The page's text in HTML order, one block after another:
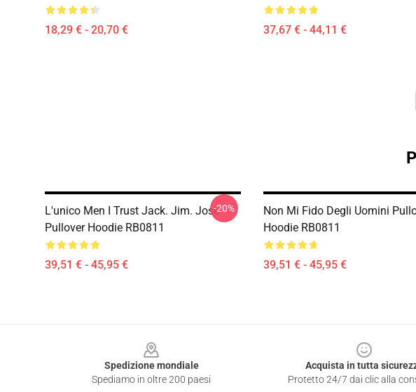
18,29 € - 20,70 € 37,67 € - 44,11 €
L'unico Men I Trust Jack. Jim. Jose
Pullover Hoodie RB0811
39,51 € - 45,95 €
-20%
Non Mi Fido Degli Uomini
Hoodie RB0811
39,51 € - 45,95 €
Spedizione mondiale
Spediamo in oltre 200 paesi
Acquista in tutta
Protetto 24/7 dai clic alla